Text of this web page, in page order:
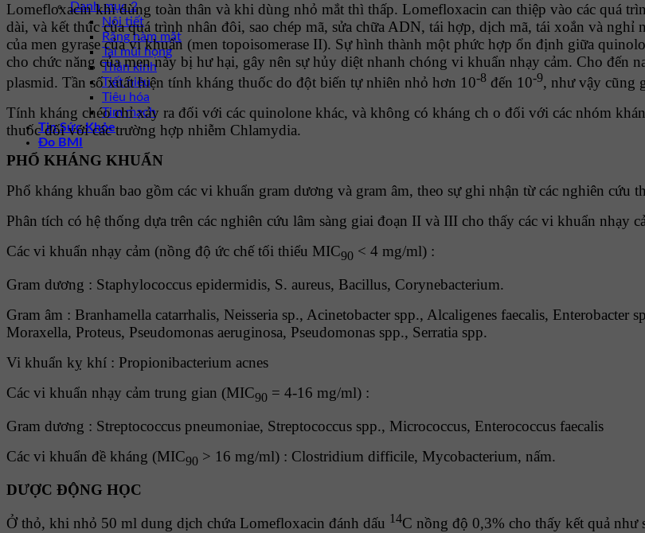
Danh mục 2
Nội tiết
Răng hàm mặt
Tai mũi họng
Thần kinh
Tiết niệu
Tiêu hóa
Tim mạch
Tin Sức Khỏe
Đo BMI
Lomefloxacin khi dùng toàn thân và khi dùng nhỏ mắt thì thấp. Lomefloxacin can thiệp vào các quá
dài, và kết thúc của quá trình nhân đôi, sao chép mã, sửa chữa ADN, tái hợp, dịch mã, tái xoắn và
của men gyrase của vi khuẩn (men topoisomerase II). Sự hình thành một phức hợp ổn định giữa
cho chức năng của men này bị hư hại, gây nên sự hủy diệt nhanh chóng vi khuẩn nhạy cảm. Cho đến
plasmid. Tần số xuất hiện tính kháng thuốc do đột biến tự nhiên nhỏ hơn 10-8 đến 10-9, như vậy cũng
Tính kháng chéo chỉ xảy ra đối với các quinolone khác, và không có kháng ch o đối với các nhóm
thuốc đối với các trường hợp nhiễm Chlamydia.
PHỔ KHÁNG KHUẨN
Phổ kháng khuẩn bao gồm các vi khuẩn gram dương và gram âm, theo sự ghi nhận từ các nghiên cứu
Phân tích có hệ thống dựa trên các nghiên cứu lâm sàng giai đoạn II và III cho thấy các vi khuẩn nhạy
Các vi khuẩn nhạy cảm (nồng độ ức chế tối thiểu MIC90 < 4 mg/ml) :
Gram dương : Staphylococcus epidermidis, S. aureus, Bacillus, Corynebacterium.
Gram âm : Branhamella catarrhalis, Neisseria sp., Acinetobacter spp., Alcaligenes faecalis,
Moraxella, Proteus, Pseudomonas aeruginosa, Pseudomonas spp., Serratia spp.
Vi khuẩn kỵ khí : Propionibacterium acnes
Các vi khuẩn nhạy cảm trung gian (MIC90 = 4-16 mg/ml) :
Gram dương : Streptococcus pneumoniae, Streptococcus spp., Micrococcus, Enterococcus faecalis
Các vi khuẩn đề kháng (MIC90 > 16 mg/ml) : Clostridium difficile, Mycobacterium, nấm.
DƯỢC ĐỘNG HỌC
Ở thỏ, khi nhỏ 50 ml dung dịch chứa Lomefloxacin đánh dấu 14C nồng độ 0,3% cho thấy kết quả như